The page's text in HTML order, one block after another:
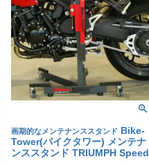
画期的なメンテナンススタンド Bike-
Tower(バイクタワー) メンテナ
ンススタンド TRIUMPH Speed